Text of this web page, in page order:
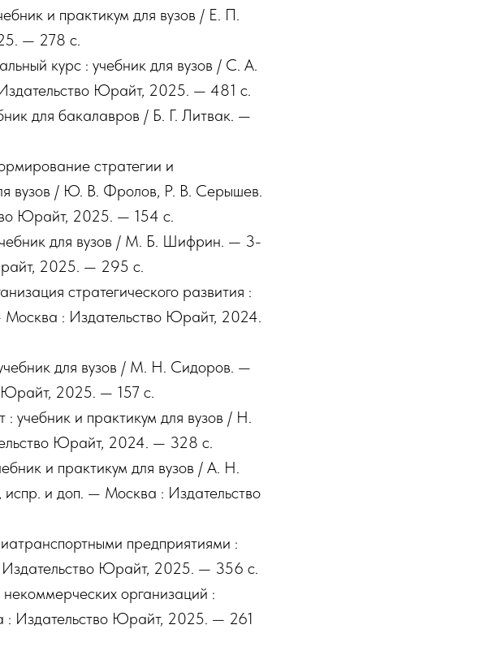
и практикум для вузов / Е. П.
— 278 с.
курс : учебник для вузов / С. А.
Юрайт, 2025. — 481 с.
для бакалавров / Б. Г. Литвак. —
стратегии и
вузов / Ю. В. Фролов, Р. В. Серышев.
Юрайт, 2025. — 154 с.
для вузов / М. Б. Шифрин. — 3-
2025. — 295 с.
стратегического развития :
: Издательство Юрайт, 2024.
для вузов / М. Н. Сидоров. —
Юрайт, 2025. — 157 с.
учебник и практикум для вузов / Н.
Юрайт, 2024. — 328 с.
и практикум для вузов / А. Н.
и доп. — Москва : Издательство
предприятиями :
Юрайт, 2025. — 356 с.
организаций :
: Издательство Юрайт, 2025. — 261